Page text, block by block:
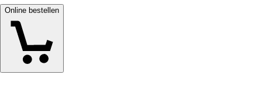
Online bestellen